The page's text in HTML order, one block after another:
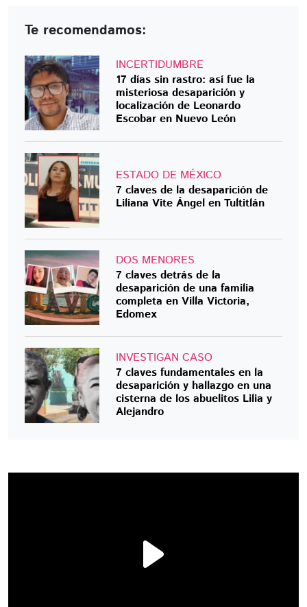
Te recomendamos:
INCERTIDUMBRE
17 días sin rastro: así fue la
misteriosa desaparición y
localización de Leonardo
Escobar en Nuevo León
ESTADO DE MÉXICO
7 claves de la desaparición de
Liliana Vite Ángel en Tultitlán
DOS MENORES
7 claves detrás de la
desaparición de una familia
completa en Villa Victoria,
Edomex
INVESTIGAN CASO
7 claves fundamentales en la
desaparición y hallazgo en una
cisterna de los abuelitos Lilia y
Alejandro